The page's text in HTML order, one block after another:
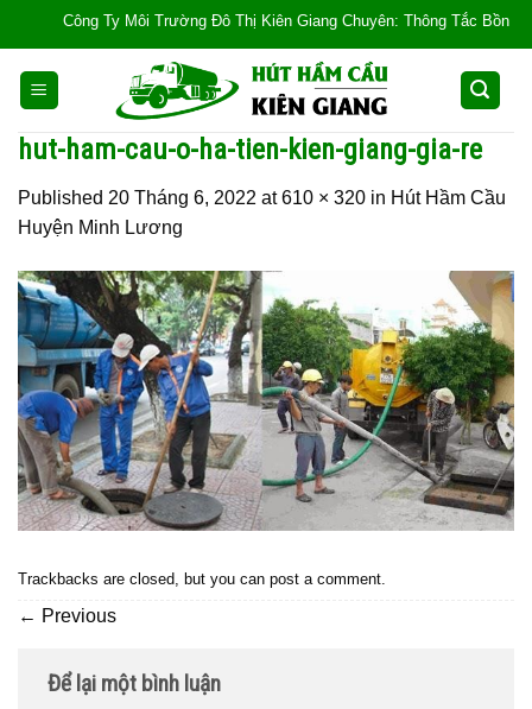
content
Công Ty Môi Trường Đô Thị Kiên Giang Chuyên: Thông Tắc Bồn
hut-ham-cau-o-ha-tien-kien-giang-gia-re
Published 20 Tháng 6, 2022 at610 × 320 in Hút Hầm Cầu
Huyện Minh Lương
Trackbacks are closed, but you can post a comment
← Previous
Để lại một bình luận